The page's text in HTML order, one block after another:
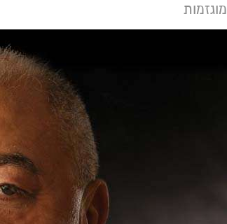
מוגזמות